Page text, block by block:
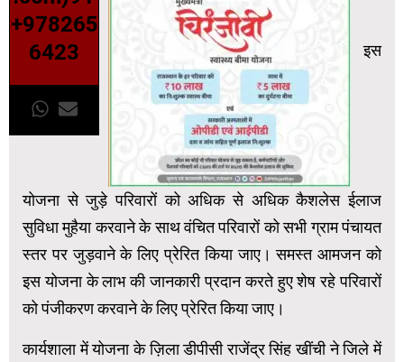
+978265
6423
इस
योजना से जुड़े परिवारों को अधिक से अधिक कैशलेस ईलाज
सुविधा मुहैया करवाने के साथ वंचित परिवारों को सभी ग्राम पंचायत
स्तर पर जुड़वाने के लिए प्रेरित किया जाए। समस्त आमजन को
इस योजना के लाभ की जानकारी प्रदान करते हुए शेष रहे परिवारों
को पंजीकरण करवाने के लिए प्रेरित किया जाए।
कार्यशाला में योजना के ज़िला डीपीसी राजेंद्र सिंह खींची ने जिले में